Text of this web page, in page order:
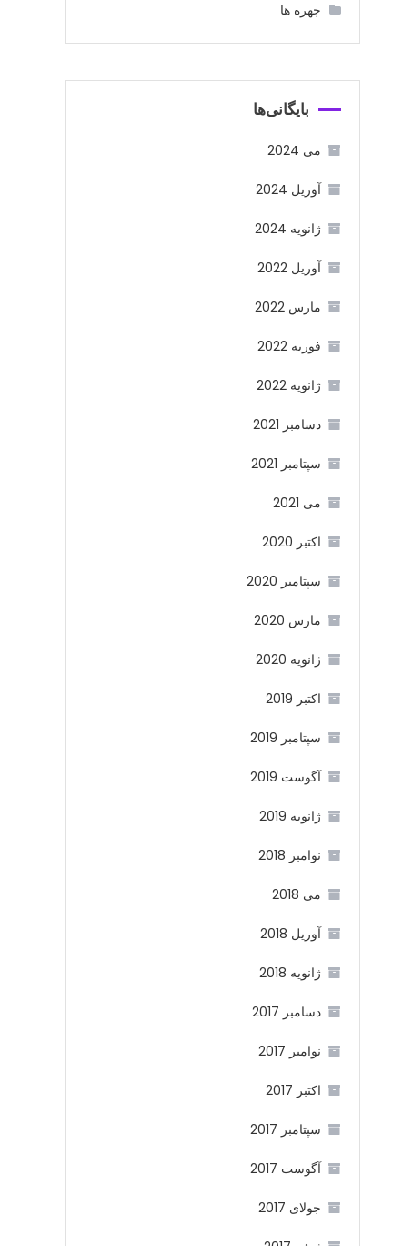
چهره ها
بایگانی‌ها
می 2024
آوریل 2024
ژانویه 2024
آوریل 2022
مارس 2022
فوریه 2022
ژانویه 2022
دسامبر 2021
سپتامبر 2021
می 2021
اکتبر 2020
سپتامبر 2020
مارس 2020
ژانویه 2020
اکتبر 2019
سپتامبر 2019
آگوست 2019
ژانویه 2019
نوامبر 2018
می 2018
آوریل 2018
ژانویه 2018
دسامبر 2017
نوامبر 2017
اکتبر 2017
سپتامبر 2017
آگوست 2017
جولای 2017